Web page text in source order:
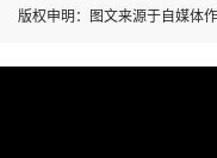
版权申明：图文来源于自媒体